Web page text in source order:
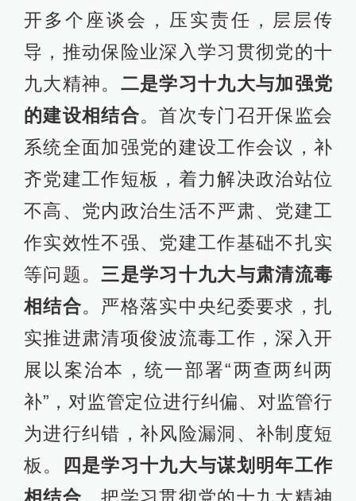
开多个座谈会，压实责任，层层传
导，推动保险业深入学习贯彻党的十
九大精神。 二是学习十九大与加强党
的建设相结合。首次专门召开保监会
系统全面加强党的建设工作会议，补
齐党建工作短板，着力解决政治站位
不高、党内政治生活不严肃、党建工
作实效性不强、党建工作基础不扎实
等问题。三是学习十九大与肃清流毒
相结合。严格落实中央纪委要求，扎
实推进肃清项俊波流毒工作，深入开
展以案治本，统一部署“两查两纠两
补”，对监管定位进行纠偏、对监管行
为进行纠错，补风险漏洞、补制度短
板。
四是学习十九大与谋划明年工作